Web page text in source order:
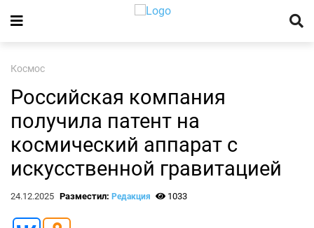
Космос
Российская компания
получила патент на
космический аппарат с
искусственной гравитацией
24.12.2025 Разместил: Редакция 1033